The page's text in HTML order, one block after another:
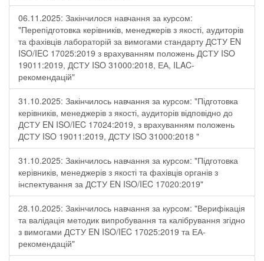
06.11.2025: Закінчилося навчання за курсом:
"Перепідготовка керівників, менеджерів з якості, аудиторів
та фахівців лабораторій за вимогами стандарту ДСТУ EN
ISO/IEC 17025:2019 з врахуванням положень ДСТУ ISO
19011:2019, ДСТУ ISO 31000:2018, ЕА, ILAC-
рекомендацій"
31.10.2025: Закінчилось навчання за курсом: "Підготовка
керівників, менеджерів з якості, аудиторів відповідно до
ДСТУ EN ISO/IEC 17024:2019, з врахуванням положень
ДСТУ ISO 19011:2019, ДСТУ ISO 31000:2018 "
31.10.2025: Закінчилось навчання за курсом: "Підготовка
керівників, менеджерів з якості та фахівців органів з
інспектування за ДСТУ EN ISO/IEC 17020:2019"
28.10.2025: Закінчилось навчання за курсом: "Верифікація
та валідація методик випробування та калібрування згідно
з вимогами ДСТУ EN ISO/IEC 17025:2019 та ЕА-
рекомендацій"